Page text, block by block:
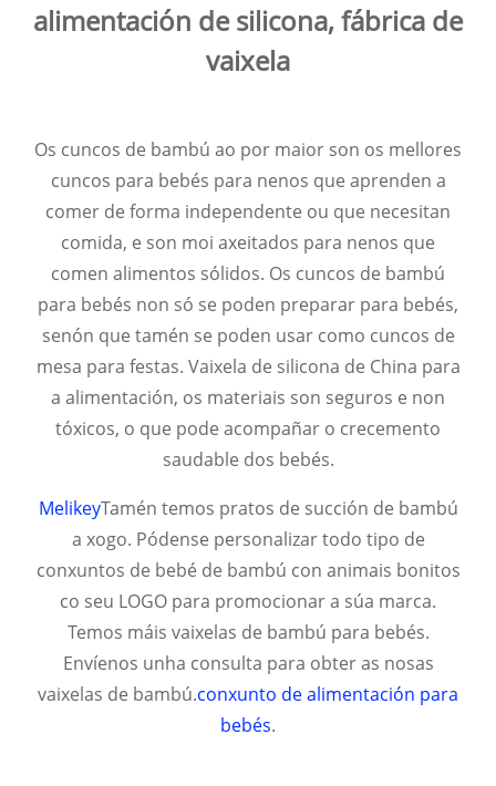
alimentación de silicona, fábrica de
vaixela
Os cuncos de bambú ao por maior son os mellores
cuncos para bebés para nenos que aprenden a
comer de forma independente ou que necesitan
comida, e son moi axeitados para nenos que
comen alimentos sólidos. Os cuncos de bambú
para bebés non só se poden preparar para bebés,
senón que tamén se poden usar como cuncos de
mesa para festas. Vaixela de silicona de China para
a alimentación, os materiais son seguros e non
tóxicos, o que pode acompañar o crecemento
saudable dos bebés.
MelikeyTamén temos pratos de succión de bambú
a xogo. Pódense personalizar todo tipo de
conxuntos de bebé de bambú con animais bonitos
co seu LOGO para promocionar a súa marca.
Temos máis vaixelas de bambú para bebés.
Envíenos unha consulta para obter as nosas
vaixelas de bambú.conxunto de alimentación para
bebés.